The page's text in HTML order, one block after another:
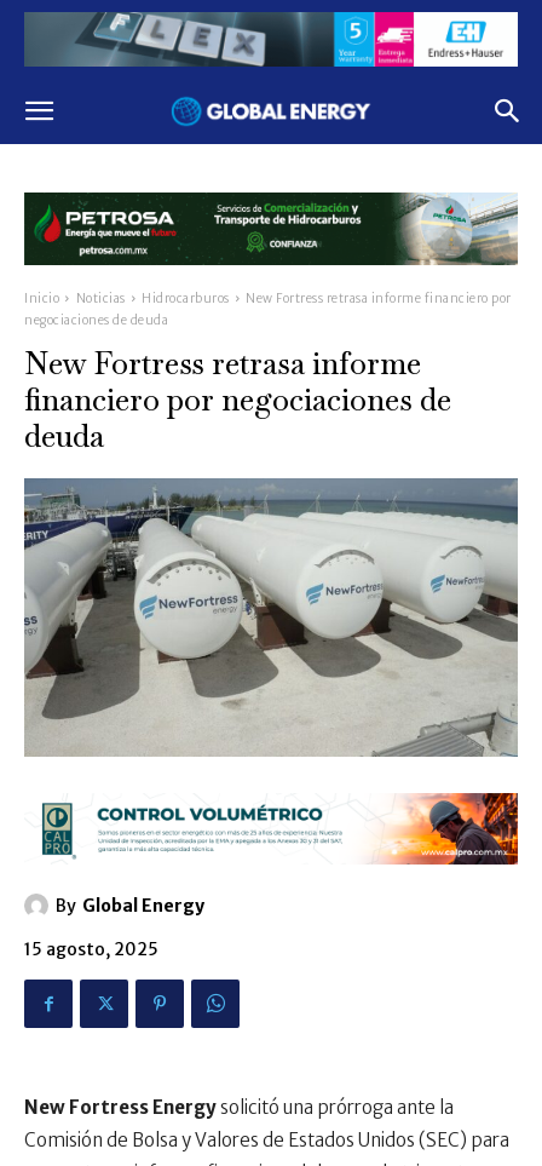
Inicio Noticias Hidrocarburos
New Fortress retrasa informe financiero por
negociaciones de deuda
New Fortress retrasa informe
financiero por negociaciones de
deuda
By Global Energy
15 agosto, 2025
New Fortress Energysolicitó una prórroga ante la
Comisión de Bolsa y Valores de Estados Unidos (SEC) para